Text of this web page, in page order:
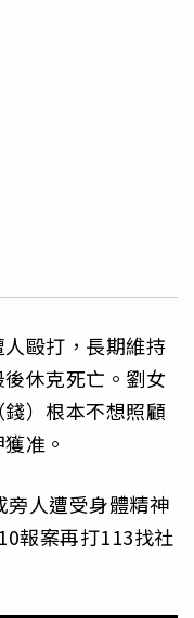
毆打，長期維持
休克死亡。劉女
）根本不想照顧
准。
旁人遭受身體精神
報案再打113找社